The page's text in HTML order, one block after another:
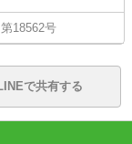
18562号
LINEで共有する